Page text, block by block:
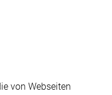
von Webseiten